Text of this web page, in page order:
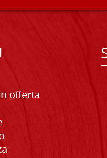
offerta